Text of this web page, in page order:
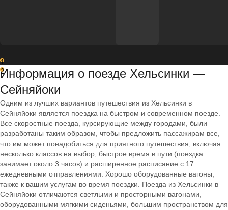
1
2
Информация о поезде Хельсинки —
Сейняйоки
Одним из лучших вариантов путешествия из Хельсинки в
Сейняйоки является поездка на быстром и современном поезде.
Все скоростные поезда, курсирующие между городами, были
разработаны таким образом, чтобы предложить пассажирам все,
что им может понадобиться для приятного путешествия, включая
несколько классов на выбор, быстрое время в пути (поездка
занимает около 3 часов) и расширенное расписание с 17
ежедневными отправлениями. Хорошо оборудованные вагоны,
также к вашим услугам во время поездки. Поезда из Хельсинки в
Сейняйоки отличаются светлыми и просторными вагонами,
оборудованными мягкими сиденьями, большим пространством для